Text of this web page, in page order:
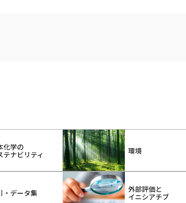
化学の
テナビリティ
環境
・データ集
外部評価と
イニシアチブ